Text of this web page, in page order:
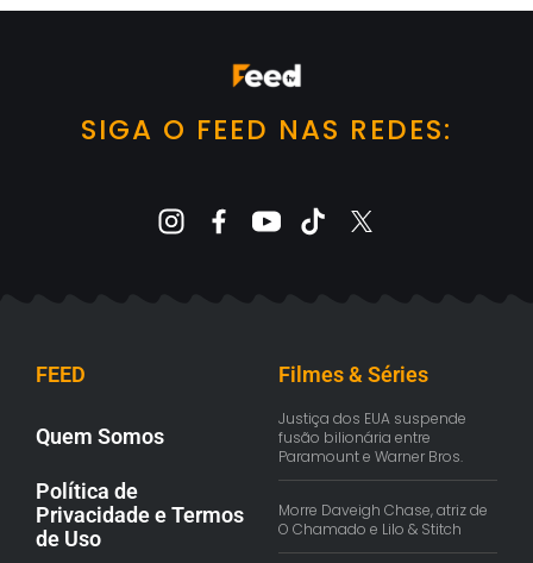
SIGA O FEED NAS REDES:
FEED
Quem Somos
Política de
Privacidade e Termos
de Uso
Filmes & Séries
Justiça dos EUA suspende
fusão bilionária entre
Paramount e Warner Bros.
Morre Daveigh Chase, atriz de
O Chamado e Lilo & Stitch